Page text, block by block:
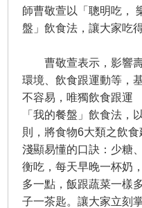
師曹敬萱以「聰明吃，
盤」飲食法，讓大家吃
曹敬萱表示，影響壽
環境、飲食跟運動等，
不容易，唯獨飲食跟運
「我的餐盤」飲食法，
則，將食物6大類之飲
淺顯易懂的口訣：少糖
衡吃，每天早晚一杯奶
多一點，飯跟蔬菜一樣
子一茶匙。讓大家立刻